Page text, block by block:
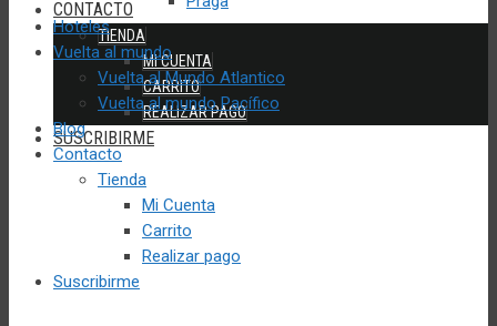
CONTACTO
TIENDA
MI CUENTA
CARRITO
REALIZAR PAGO
SUSCRIBIRME
Hoteles
Vuelta al mundo
Vuelta al Mundo Atlantico
Vuelta al mundo Pacífico
Blog
Contacto
Tienda
Mi Cuenta
Carrito
Realizar pago
Suscribirme